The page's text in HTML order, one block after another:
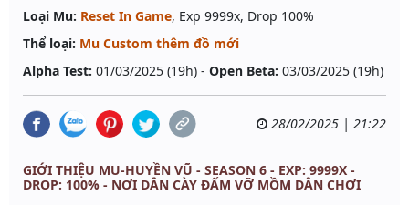
Loại Mu: Reset In Game, Exp 9999x, Drop 100%
Thể loại: Mu Custom thêm đồ mới
Alpha Test: 01/03/2025 (19h) - Open Beta: 03/03/2025 (19h)
28/02/2025 | 21:22
GIỚI THIỆU MU-HUYỀN VŨ - SEASON 6 - EXP: 9999X -
DROP: 100% - NƠI DÂN CÀY ĐẤM VỠ MỒM DÂN CHƠI